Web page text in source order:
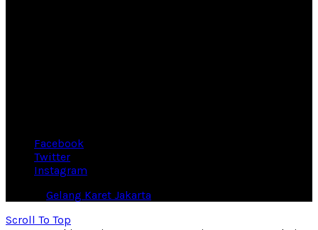
Facebook
Twitter
Instagram
Gelang Karet Jakarta
Scroll To Top